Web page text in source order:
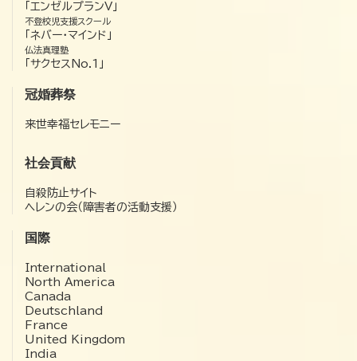
「エンゼルプランV」
不登校児支援スクール
「ネバー・マインド」
仏法真理塾
「サクセスNo.1」
冠婚葬祭
来世幸福セレモニー
社会貢献
自殺防止サイト
ヘレンの会（障害者の活動支援）
国際
International
North America
Canada
Deutschland
France
United Kingdom
India